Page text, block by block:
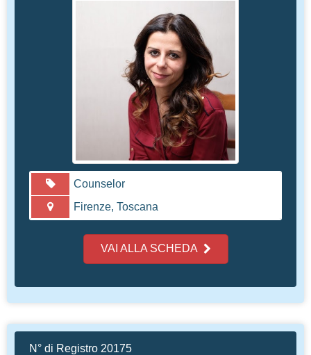
N° di Registro 20175
Counselor
Firenze, Toscana
VAI ALLA SCHEDA